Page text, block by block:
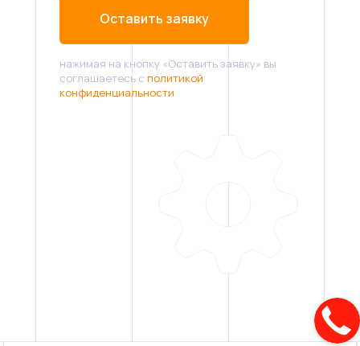
Оставить заявку
нажимая на кнопку «Оставить заявку» вы
соглашаетесь с политикой
конфиденциальности